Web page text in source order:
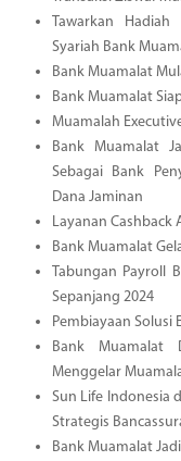
Tawarkan Hadiah
Syariah Bank
Bank Muamalat
Bank Muamalat
Muamalah
Bank Muamalat
Sebagai Bank
Dana Jaminan
Layanan
Bank Muamalat
Tabungan Payroll
Sepanjang 2024
Pembiayaan Solusi
Bank Muamalat
Menggelar
Sun Life Indonesia
Strategis
Bank Muamalat